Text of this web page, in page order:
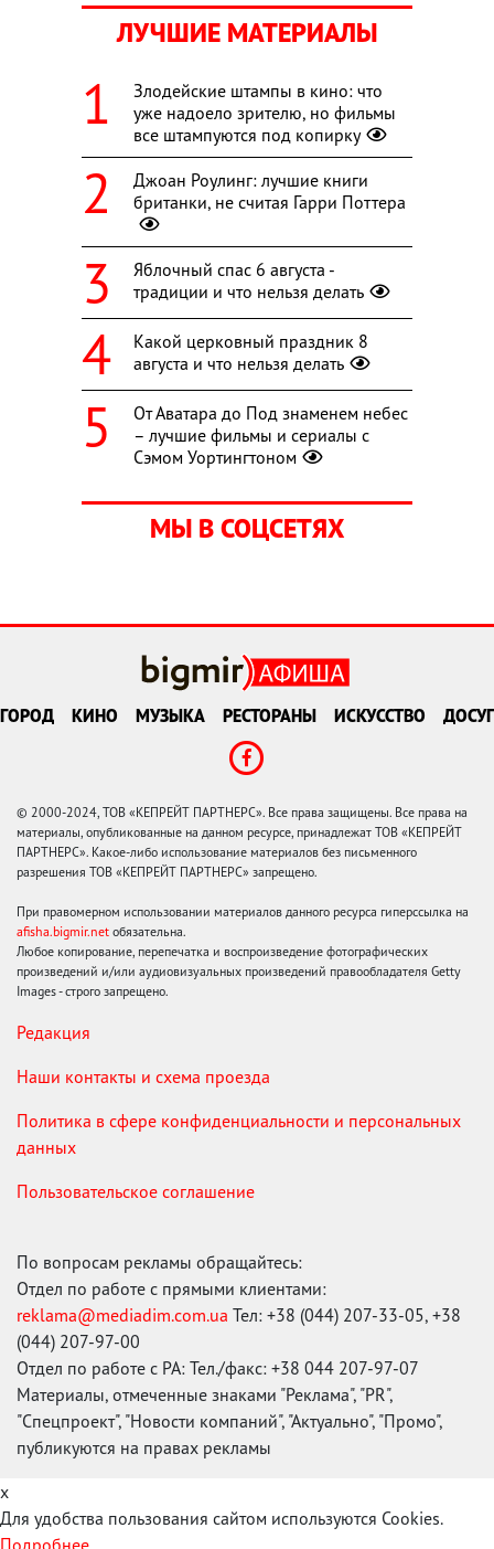
ЛУЧШИЕ МАТЕРИАЛЫ
Злодейские штампы в кино: что
уже надоело зрителю, но фильмы
все штампуются под копирку
Джоан Роулинг: лучшие книги
британки, не считая Гарри Поттера
Яблочный спас 6 августа -
традиции и что нельзя делать
Какой церковный праздник 8
августа и что нельзя делать
От Аватара до Под знаменем небес
– лучшие фильмы и сериалы с
Сэмом Уортингтоном
МЫ В СОЦСЕТЯХ
ГОРОД КИНО МУЗЫКА РЕСТОРАНЫ ИСКУССТВО ДОСУГ
© 2000-2024, ТОВ «КЕПРЕЙТ ПАРТНЕРС». Все права защищены. Все права на
материалы, опубликованные на данном ресурсе, принадлежат ТОВ «КЕПРЕЙТ
ПАРТНЕРС». Какое-либо использование материалов без письменного
разрешения ТОВ «КЕПРЕЙТ ПАРТНЕРС» запрещено.
При правомерном использовании материалов данного ресурса гиперссылка на
afisha.bigmir.net обязательна.
Любое копирование, перепечатка и воспроизведение фотографических
произведений и/или аудиовизуальных произведений правообладателя Getty
Images - строго запрещено.
Редакция
Наши контакты и схема проезда
Политика в сфере конфиденциальности и персональных
данных
Пользовательское соглашение
По вопросам рекламы обращайтесь:
Отдел по работе с прямыми клиентами:
reklama@mediadim.com.ua Тел: +38 (044) 207-33-05, +38
(044) 207-97-00
Отдел по работе с РА: Тел./факс: +38 044 207-97-07
Материалы, отмеченные знаками "Реклама", "PR",
"Спецпроект", "Новости компаний", "Актуально", "Промо",
публикуются на правах рекламы
x
Для удобства пользования сайтом используются Cookies.